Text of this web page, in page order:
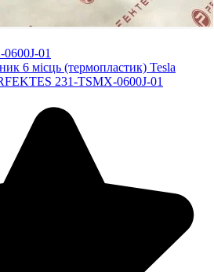
01
6 місць (термопластик) Tesla
231-TSMX-0600J-01